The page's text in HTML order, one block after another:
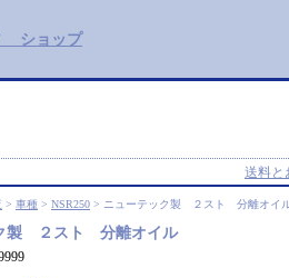
ショップ
送料と
> 車種 > NSR250 > ニューテック製 ２スト 分離オイ
製 ２スト 分離オイル